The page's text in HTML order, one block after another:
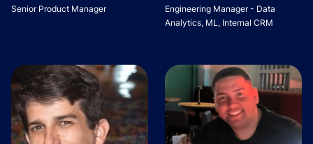
Senior Product Manager
Engineering Manager - Data
Analytics, ML, Internal CRM